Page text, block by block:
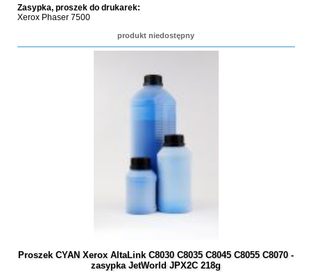
Zasypka, proszek do drukarek:
Xerox Phaser 7500
produkt niedostępny
Proszek CYAN Xerox AltaLink C8030 C8035 C8045 C8055 C8070 -
zasypka JetWorld JPX2C 218g